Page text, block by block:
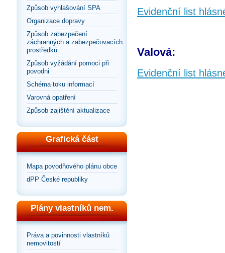
Způsob vyhlašování SPA
Organizace dopravy
Způsob zabezpečení
záchranných a zabezpečovacích
prostředků
Způsob vyžádání pomoci při
povodni
Schéma toku informací
Varovná opatření
Způsob zajištění aktualizace
Grafická část
Mapa povodňového plánu obce
dPP České republiky
Plány vlastníků nem.
Práva a povinnosti vlastníků
nemovitostí
Evidenční list
Valová:
Evidenční list